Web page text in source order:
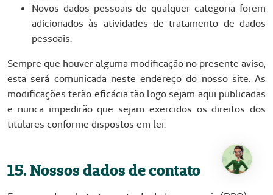
Novos dados pessoais de qualquer categoria forem
adicionados às atividades de tratamento de dados
pessoais.
Sempre que houver alguma modificação no presente aviso,
esta será comunicada neste endereço do nosso site. As
modificações terão eficácia tão logo sejam aqui publicadas
e nunca impedirão que sejam exercidos os direitos dos
titulares conforme dispostos em lei.
15. Nossos dados de contato